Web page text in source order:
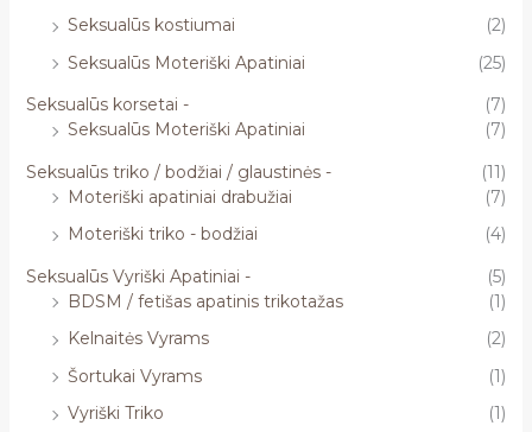
Seksualūs kostiumai
(2)
Seksualūs Moteriški Apatiniai
(25)
Seksualūs korsetai -
(7)
Seksualūs Moteriški Apatiniai
(7)
Seksualūs triko / bodžiai / glaustinės -
(11)
Moteriški apatiniai drabužiai
(7)
Moteriški triko - bodžiai
(4)
Seksualūs Vyriški Apatiniai -
(5)
BDSM / fetišas apatinis trikotažas
(1)
Kelnaitės Vyrams
(2)
Šortukai Vyrams
(1)
Vyriški Triko
(1)